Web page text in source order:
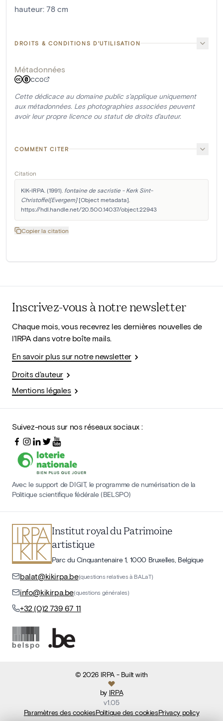
hauteur: 78 cm
DROITS & CONDITIONS D'UTILISATION
Métadonnées
CC0
Cette dédicace au domaine public s'applique uniquement
aux métadonnées. Les photographies associées peuvent
avoir leur propre licence ou statut de droits d'auteur.
COMMENT CITER
Citation
KIK-IRPA. (1991). fontaine de sacristie - Kerk Sint-
Christoffel[Evergem] [Object metadata].
https://hdl.handle.net/20.500.14037/object.22943
Copier la citation
Inscrivez-vous à notre newsletter
Chaque mois, vous recevrez les dernières nouvelles de
l'IRPA dans votre boîte mails.
En savoir plus sur notre newsletter
Droits d'auteur
Mentions légales
Suivez-nous sur nos réseaux sociaux :
Avec le support de DIGIT, le programme de numérisation de la
Politique scientifique fédérale (BELSPO)
Institut royal du Patrimoine
artistique
Parc du Cinquantenaire 1, 1000 Bruxelles, Belgique
balat@kikirpa.be(questions relatives à BALaT)
info@kikirpa.be(questions générales)
+32 (0)2 739 67 11
©2026 IRPA- Built with
by IRPA
v1.05
Paramètres des cookiesPolitique des cookiesPrivacy policy